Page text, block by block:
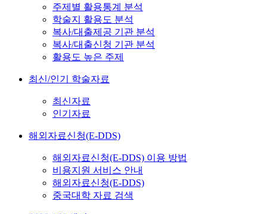
주제별 활용통계 분석
학술지 활용도 분석
복사/대출제공 기관 분석
복사/대출신청 기관 분석
활용도 높은 주제
최신/인기 학술자료
최신자료
인기자료
해외자료신청(E-DDS)
해외자료신청(E-DDS) 이용 방법
비용지원 서비스 안내
해외자료신청(E-DDS)
중국대학 자료 검색